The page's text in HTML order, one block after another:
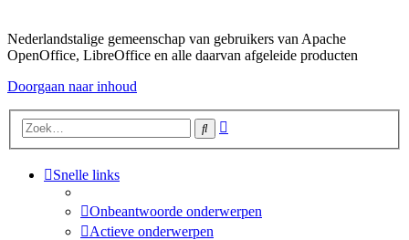
Nederlandstalige gemeenschap van gebruikers van Apache
OpenOffice, LibreOffice en alle daarvan afgeleide producten
Doorgaan naar inhoud
Zoek
Snelle links
Onbeantwoorde onderwerpen
Actieve onderwerpen